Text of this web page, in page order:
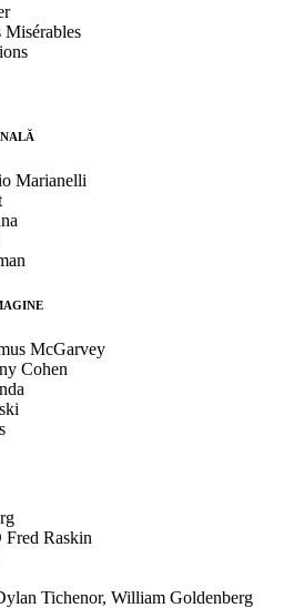
Marianelli
McGarvey
Cohen
Raskin
Tichenor, William Goldenberg